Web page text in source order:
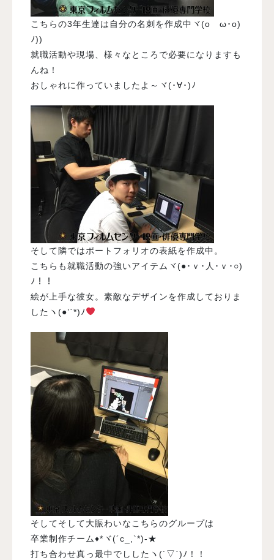
こちらの3年生達は自分の名刺を作成中ヾ(oゝω･o)
ﾉ))
就職活動や現場、様々なところで必要になりますも
んね！
おしゃれに作っていましたよ～ヾ(･∀･)ﾉ
そして隣ではポートフォリオの表紙を作成中。
こちらも就職活動の強いアイテムヾ(●･ｖ･人･ｖ･○)
ﾉ！！
絵が上手な彼女。素敵なデザインを作成しておりま
したヽ(●’`*)ﾉ
そしてそして大賑わいなこちらのグループは
卒業制作チーム♦*ヾ(´c_,`*)-★
打ち合わせ真っ最中でししたヽ(´▽`)ﾉ！！